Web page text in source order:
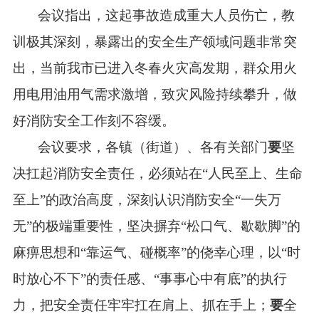
会议指出，这起事故造成重大人员伤亡，教
训极其深刻，暴露出的安全生产领域问题非常突
出，当前我市已进入冬春火灾高发期，群众用火
用电用油用气需求激增，致灾风险持续攀升，做
好消防安全工作刻不容缓。
会议要求，各镇（街道）、各有关部门要坚
决扛起消防安全责任，必须站在“人民至上、生命
至上”的政治高度，深刻认识消防安全“一失万
无”的极端重要性，坚决摒弃“松口气、歇歇脚”的
麻痹思想和“靠运气、碰概率”的侥幸心理，以“时
时放心不下”的责任感、“事事心中有底”的执行
力，把安全责任牢牢扛在肩上、抓在手上； 要全